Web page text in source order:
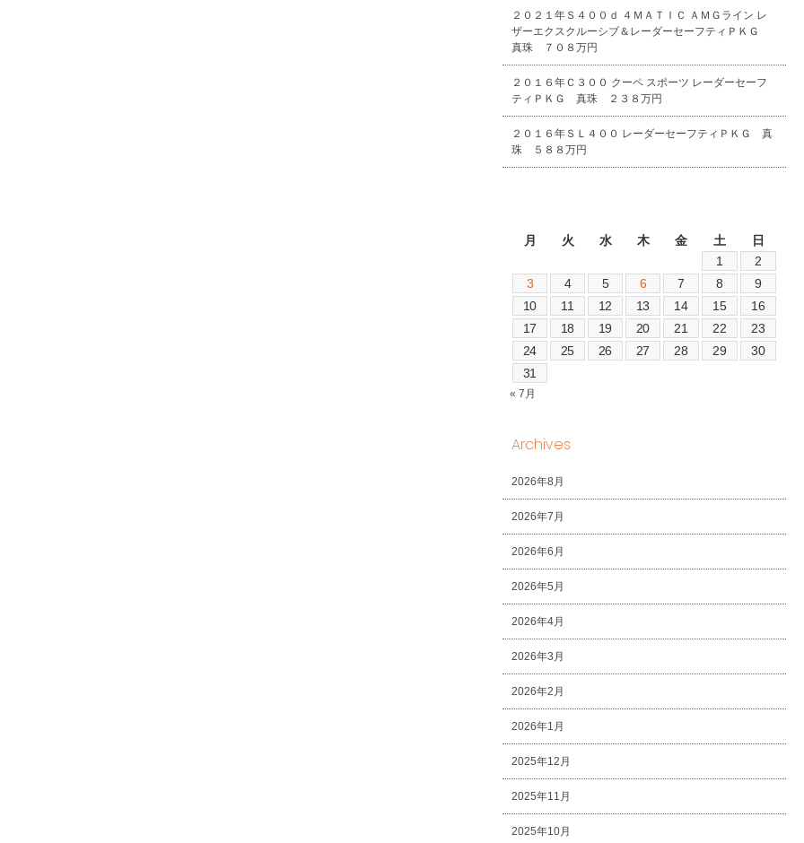
２０２１年Ｓ４００ｄ ４ＭＡＴＩＣ ＡＭＧライン レ
ザーエクスクルーシブ＆レーダーセーフティＰＫＧ
真珠 ７０８万円
２０１６年Ｃ３００ クーペ スポーツ レーダーセーフ
ティＰＫＧ 真珠 ２３８万円
２０１６年ＳＬ４００ レーダーセーフティＰＫＧ 真
珠 ５８８万円
月
火 水 木 金 土
日
1
2
3
4 5 6 7 8
9
10
11 12 13 14 15
16
17
18 19 20 21 22
23
24
25 26 27 28 29
30
31
« 7月
Archives
2026年8月
2026年7月
2026年6月
2026年5月
2026年4月
2026年3月
2026年2月
2026年1月
2025年12月
2025年11月
2025年10月